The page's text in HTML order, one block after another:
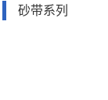
砂带系列